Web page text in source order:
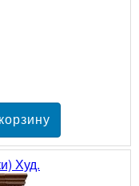
Худ.